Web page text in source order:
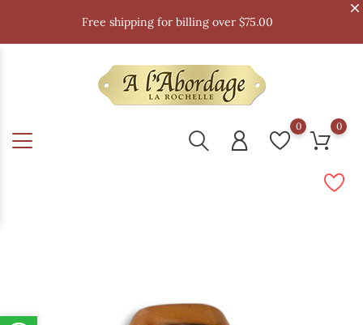
Free shipping for billing over $75.00
0 0